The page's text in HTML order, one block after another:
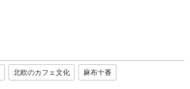
北欧のカフェ文化 麻布十番